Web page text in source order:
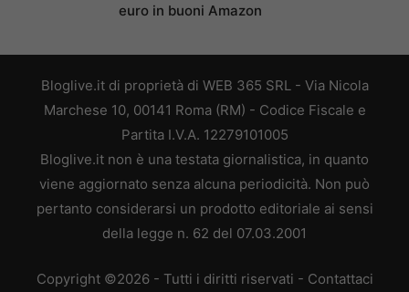
euro in buoni Amazon
Bloglive.it di proprietà di WEB 365 SRL - Via Nicola
Marchese 10, 00141 Roma (RM) - Codice Fiscale e
Partita I.V.A. 12279101005
Bloglive.it non è una testata giornalistica, in quanto
viene aggiornato senza alcuna periodicità. Non può
pertanto considerarsi un prodotto editoriale ai sensi
della legge n. 62 del 07.03.2001
Copyright ©2026 - Tutti i diritti riservati - Contattaci